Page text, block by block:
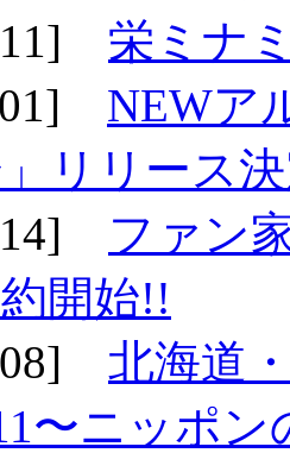
11] 栄ミナ
01] NEWア
リリース
14] ファン
開始!!
08] 北海道
〜ニッポ